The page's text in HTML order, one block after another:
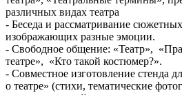
различных видах театра
- Беседа и рассматривание
изображающих разные эмоции.
- Свободное общение: «Театр»,
театре», «Кто такой костюмер?».
- Совместное изготовление стенда
о театре» (стихи, тематические